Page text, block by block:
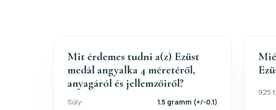
Mit érdemes tudni a(z) Ezüst
medál angyalka 4 méretéről,
anyagáról és jellemzőiről?
Súly: 1.5 gramm (+/-0.1)
925